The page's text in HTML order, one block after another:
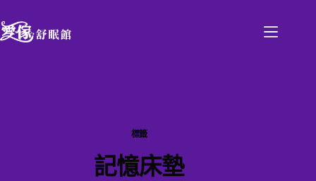
標籤
記憶床墊